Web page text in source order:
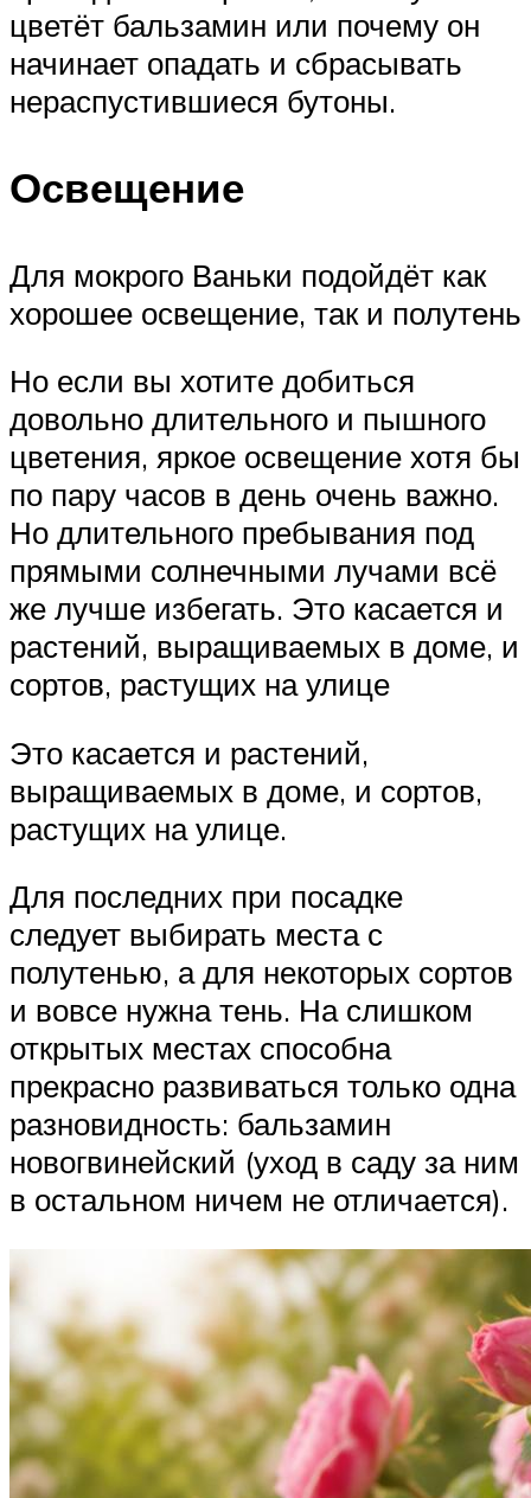
цветёт бальзамин или почему он
начинает опадать и сбрасывать
нераспустившиеся бутоны.
Освещение
Для мокрого Ваньки подойдёт как
хорошее освещение, так и полутень
Но если вы хотите добиться
довольно длительного и пышного
цветения, яркое освещение хотя бы
по пару часов в день очень важно.
Но длительного пребывания под
прямыми солнечными лучами всё
же лучше избегать. Это касается и
растений, выращиваемых в доме, и
сортов, растущих на улице
Это касается и растений,
выращиваемых в доме, и сортов,
растущих на улице.
Для последних при посадке
следует выбирать места с
полутенью, а для некоторых сортов
и вовсе нужна тень. На слишком
открытых местах способна
прекрасно развиваться только одна
разновидность: бальзамин
новогвинейский (уход в саду за ним
в остальном ничем не отличается).